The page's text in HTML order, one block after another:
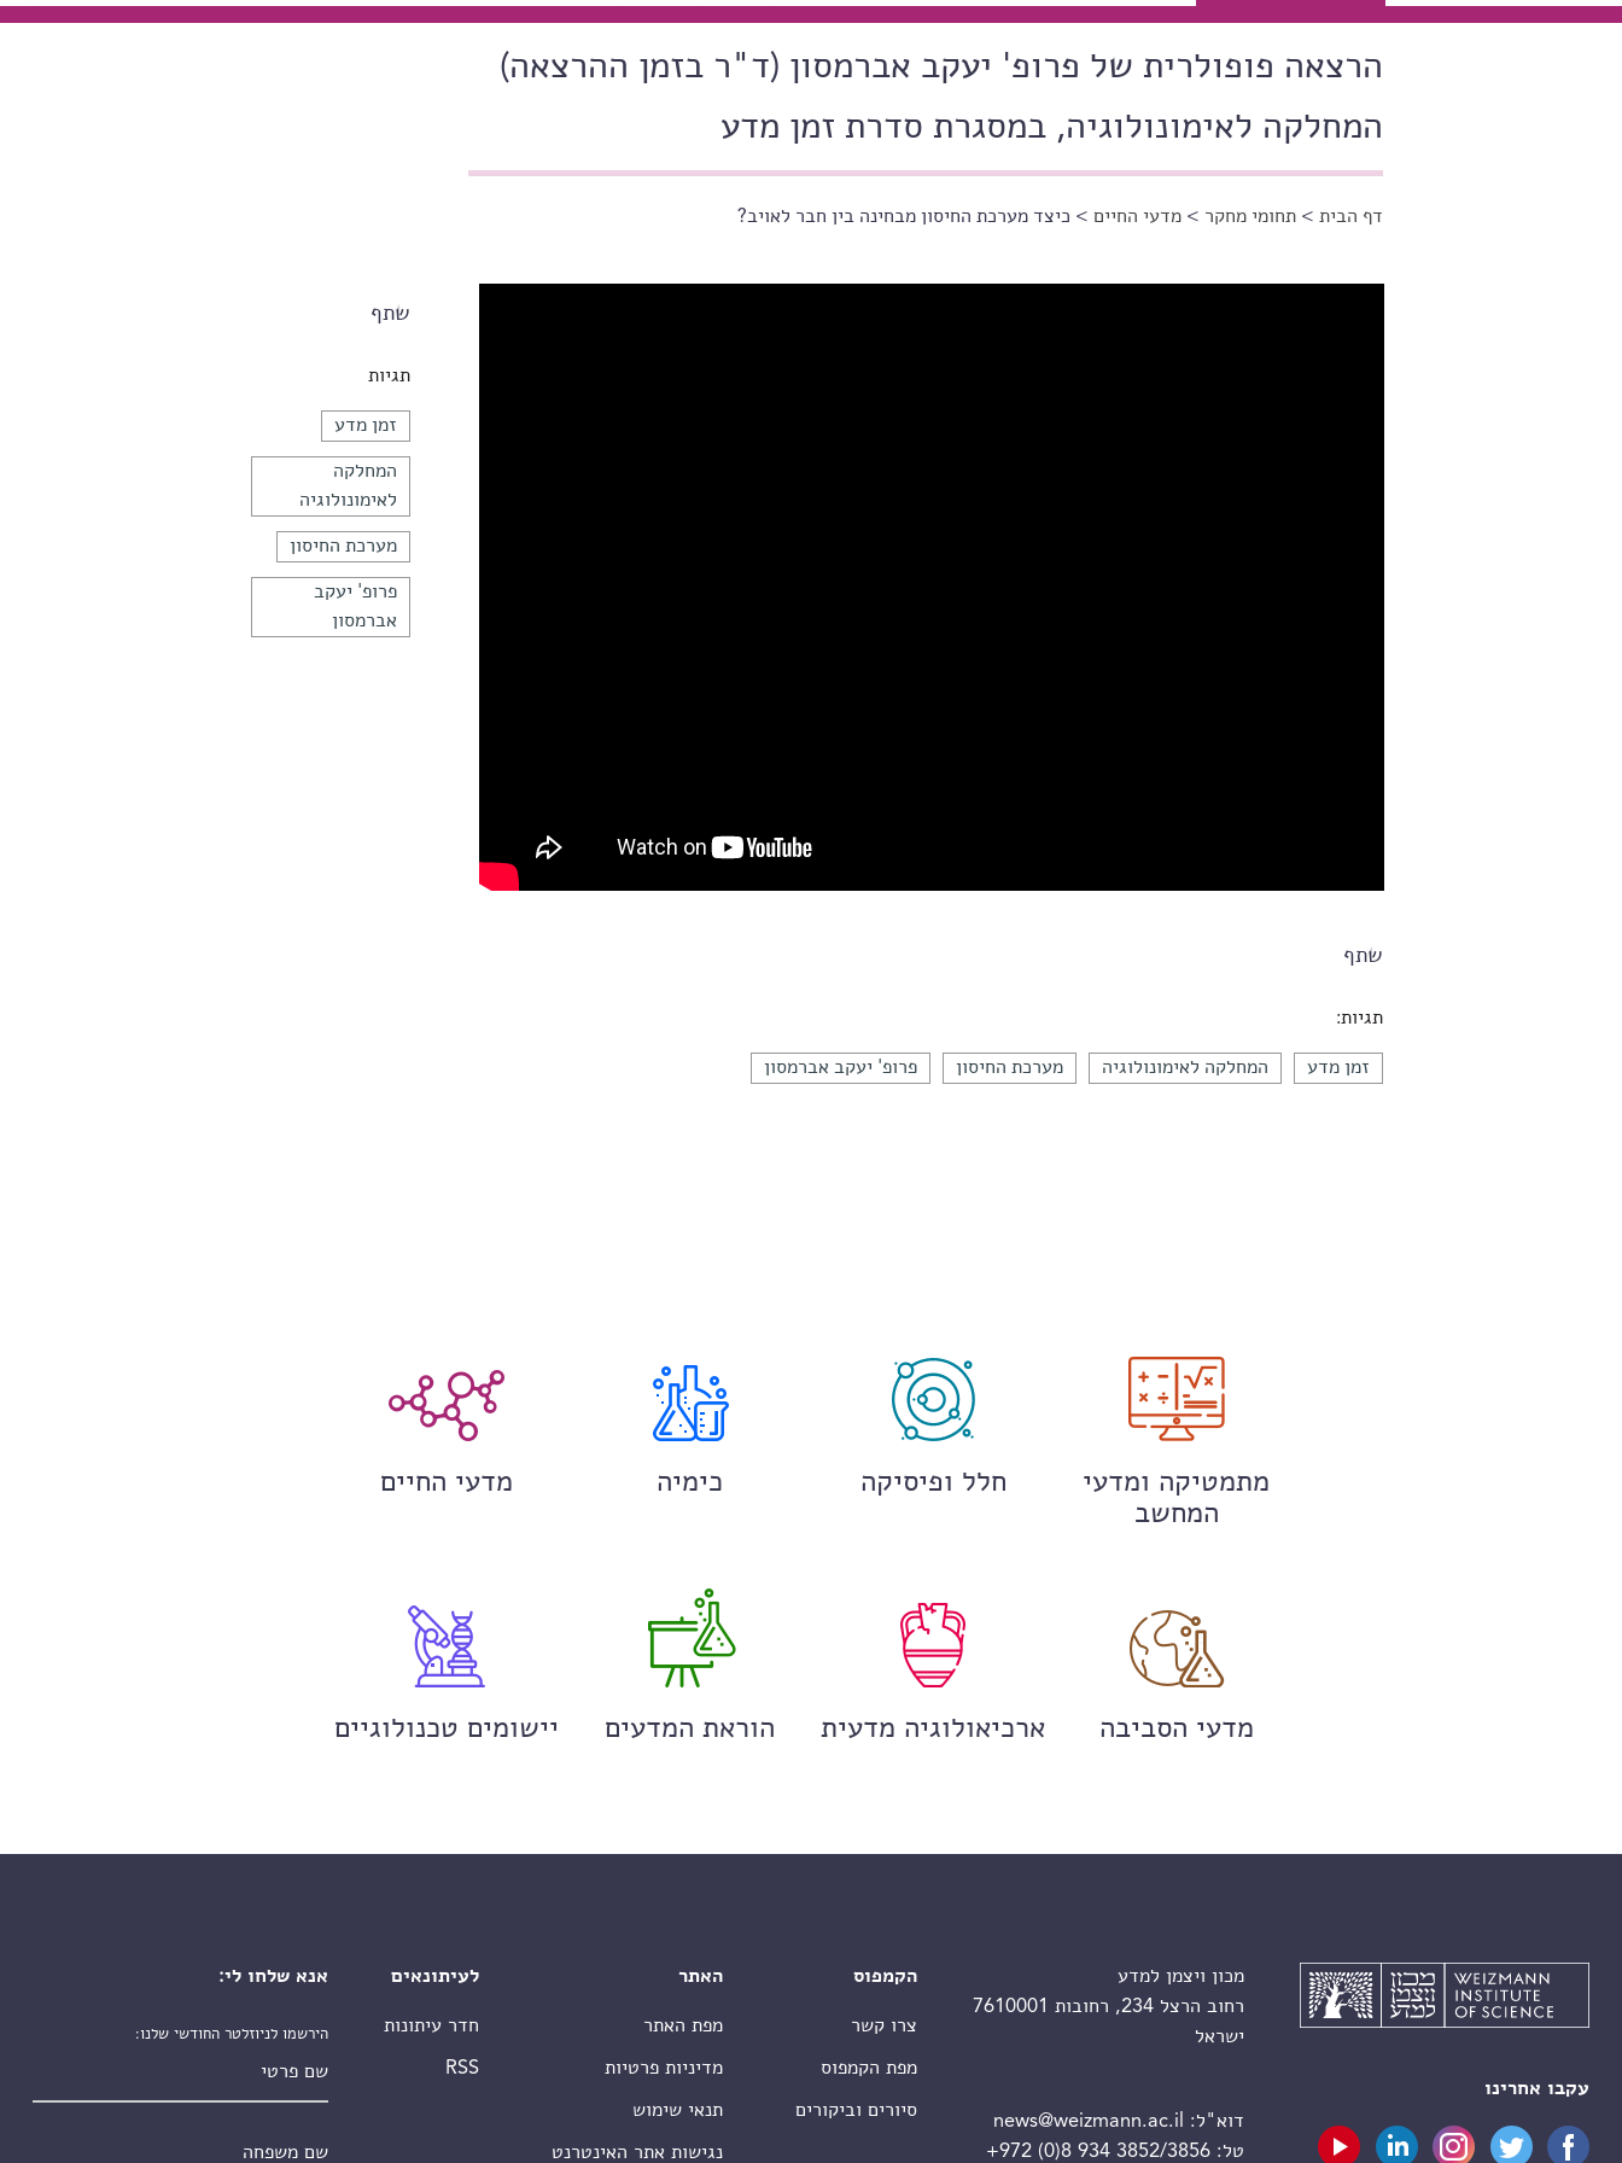
הרצאה פופולרית של פרופ' יעקב אברמסון (ד"ר בזמן ההרצאה)
המחלקה לאימונולוגיה, במסגרת סדרת זמן מדע
הינך נמצא כאן
דף הבית >תחומי מחקר >מדעי החיים > כיצד מערכת החיסון מבחינה בין חבר לאויב?
שתף
תגיות
זמן מדע
המחלקה
לאימונולוגיה
מערכת החיסון
פרופ' יעקב
אברמסון
שתף
תגיות:
זמן מדע המחלקה לאימונולוגיה מערכת החיסון פרופ' יעקב אברמסון
מתמטיקה ומדעי
המחשב
חלל ופיסיקה כימיה מדעי החיים
מדעי הסביבה ארכיאולוגיה מדעית הוראת המדעים יישומים טכנולוגיים
עקבו אחרינו
מכון ויצמן למדע
רחוב הרצל 234, רחובות 7610001
ישראל
דוא"ל: news@weizmann.ac.il
טל:+972 (0)8 934 3852/3856
הקמפוס
צרו קשר
מפת הקמפוס
סיורים וביקורים
האתר
מפת האתר
מדיניות פרטיות
תנאי שימוש
נגישות אתר האינטרנט
לעיתונאים
חדר עיתונות
RSS
אנא שלחו לי:
הירשמו לניוזלטר החודשי שלנו: